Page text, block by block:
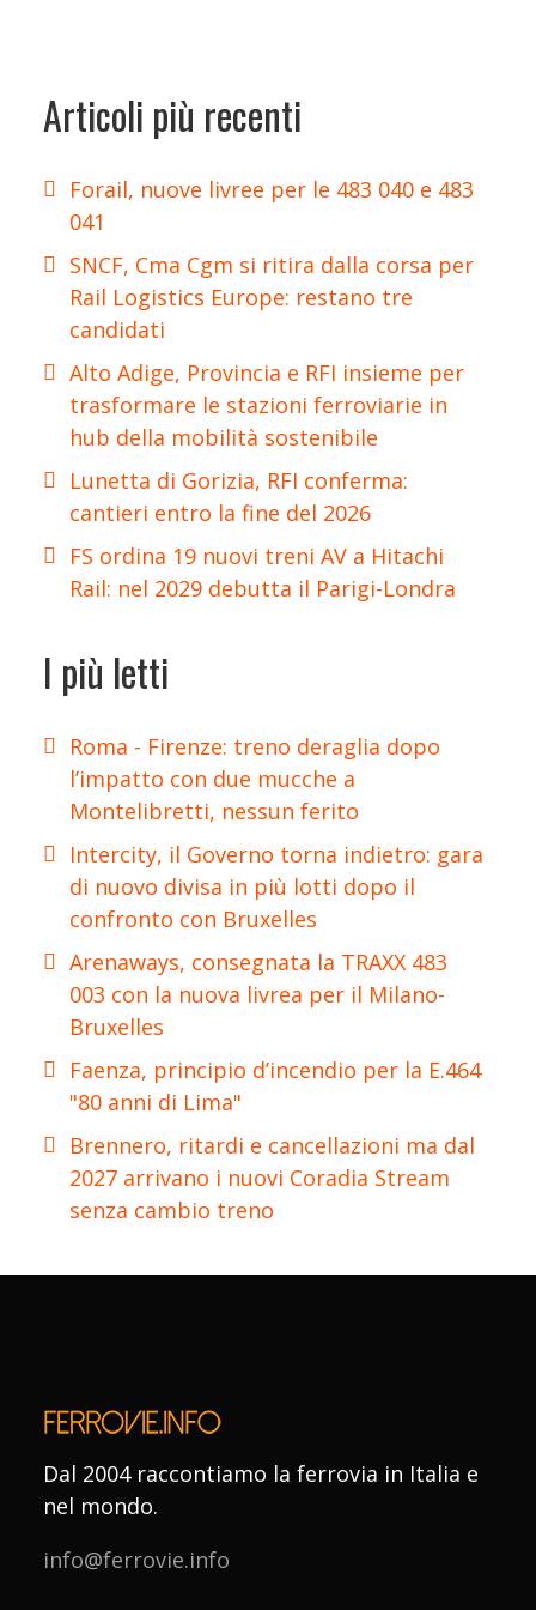
Articoli più recenti
Forail, nuove livree per le 483 040 e 483
041
SNCF, Cma Cgm si ritira dalla corsa per
Rail Logistics Europe: restano tre
candidati
Alto Adige, Provincia e RFI insieme per
trasformare le stazioni ferroviarie in
hub della mobilità sostenibile
Lunetta di Gorizia, RFI conferma:
cantieri entro la fine del 2026
FS ordina 19 nuovi treni AV a Hitachi
Rail: nel 2029 debutta il Parigi-Londra
I più letti
Roma - Firenze: treno deraglia dopo
l’impatto con due mucche a
Montelibretti, nessun ferito
Intercity, il Governo torna indietro: gara
di nuovo divisa in più lotti dopo il
confronto con Bruxelles
Arenaways, consegnata la TRAXX 483
003 con la nuova livrea per il Milano-
Bruxelles
Faenza, principio d’incendio per la E.464
"80 anni di Lima"
Brennero, ritardi e cancellazioni ma dal
2027 arrivano i nuovi Coradia Stream
senza cambio treno
Dal 2004 raccontiamo la ferrovia in Italia e
nel mondo.
info@ferrovie.info